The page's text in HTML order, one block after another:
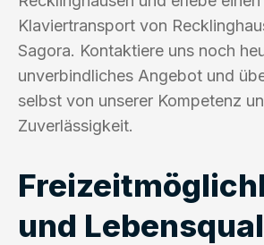
Klaviertransport von
Sagora. Kontaktiere uns noch
unverbindliches Angebot und
selbst von unserer Kompetenz
Zuverlässigkeit.
und